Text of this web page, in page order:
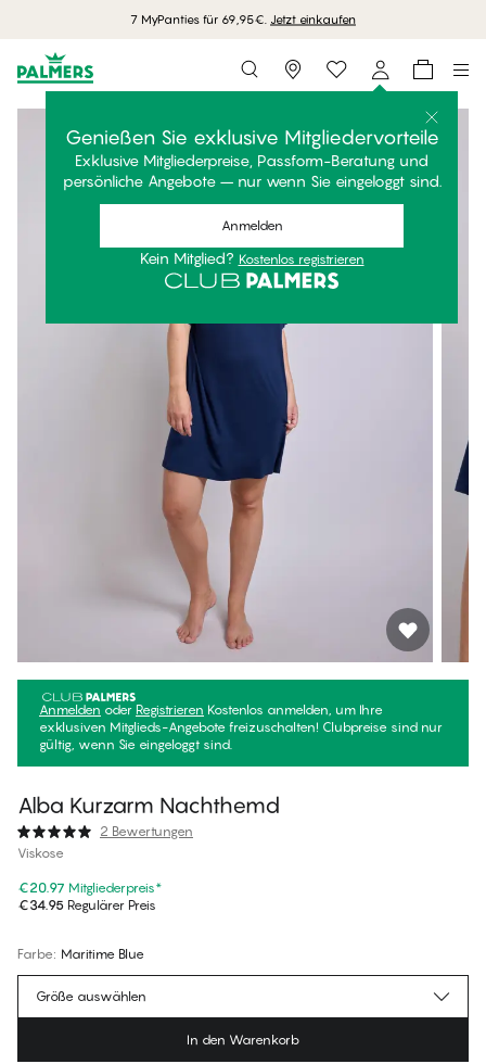
7 MyPanties für 69,95€. Jetzt einkaufen
Storefinder
Genießen Sie exklusive Mitgliedervorteile
Exklusive Mitgliederpreise, Passform-Beratung und
persönliche Angebote – nur wenn Sie eingeloggt sind.
Anmelden
Kein Mitglied? Kostenlos registrieren
Anmelden oder Registrieren Kostenlos anmelden, um Ihre
exklusiven Mitglieds-Angebote freizuschalten! Clubpreise sind nur
gültig, wenn Sie eingeloggt sind.
Alba Kurzarm Nachthemd
2 Bewertungen
Viskose
€20.97 Mitgliederpreis*
€34.95 Regulärer Preis
Farbe: Maritime Blue
Größe auswählen
In den Warenkorb